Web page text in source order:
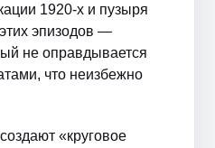
1920-х и пузыря
эпизодов —
не оправдывается
что неизбежно
«круговое